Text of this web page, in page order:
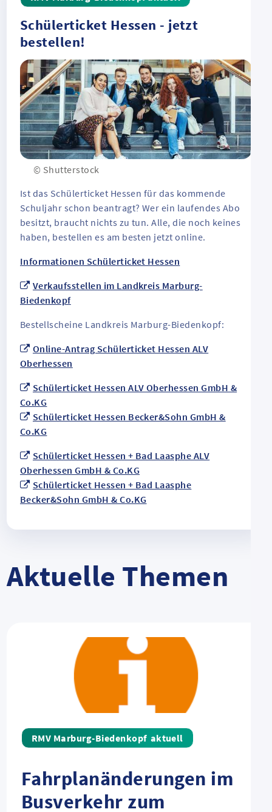
Schülerticket Hessen - jetzt
bestellen!
© Shutterstock
Ist das Schülerticket Hessen für das kommende
Schuljahr schon beantragt? Wer ein laufendes Abo
besitzt, braucht nichts zu tun. Alle, die noch keines
haben, bestellen es am besten jetzt online.
Informationen Schülerticket Hessen
Verkaufsstellen im Landkreis Marburg-
Biedenkopf
Bestellscheine Landkreis Marburg-Biedenkopf:
Online-Antrag Schülerticket Hessen ALV
Oberhessen
Schülerticket Hessen ALV Oberhessen GmbH &
Co.KG
Schülerticket Hessen Becker&Sohn GmbH &
Co.KG
Schülerticket Hessen + Bad Laasphe ALV
Oberhessen GmbH & Co.KG
Schülerticket Hessen + Bad Laasphe
Becker&Sohn GmbH & Co.KG
Aktuelle Themen
aktuell
Fahrplanänderungen im
Busverkehr zum